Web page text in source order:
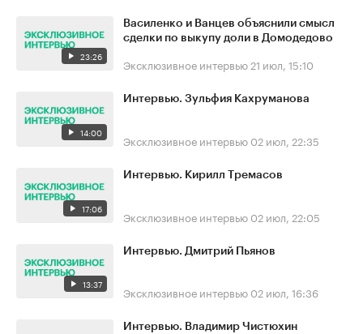
23:26
Василенко и Ванцев объяснили смысл
сделки по выкупу доли в Домодедово
Эксклюзивное интервью 21 июл, 15:10
14:00
Интервью. Зульфия Кахруманова
Эксклюзивное интервью 02 июл, 22:35
17:06
Интервью. Кирилл Тремасов
Эксклюзивное интервью 02 июл, 22:05
13:37
Интервью. Дмитрий Пьянов
Эксклюзивное интервью 02 июл, 16:36
Интервью. Владимир Чистюхин